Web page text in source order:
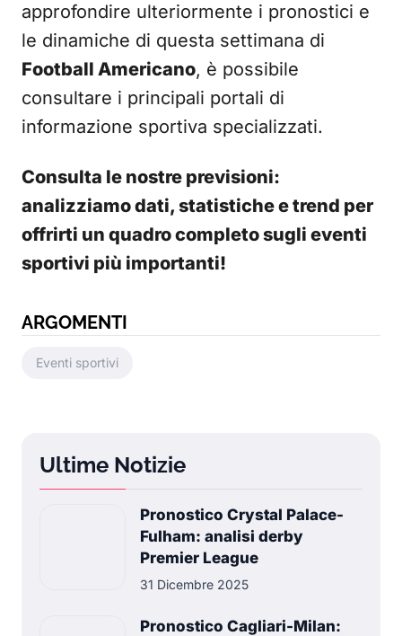
approfondire ulteriormente i pronostici e
le dinamiche di questa settimana di
Football Americano, è possibile
consultare i principali portali di
informazione sportiva specializzati.
Consulta le nostre previsioni:
analizziamo dati, statistiche e trend per
offrirti un quadro completo sugli eventi
sportivi più importanti!
ARGOMENTI
Eventi sportivi
Ultime Notizie
Pronostico Crystal Palace-
Fulham: analisi derby
Premier League
31 Dicembre 2025
Pronostico Cagliari-Milan: